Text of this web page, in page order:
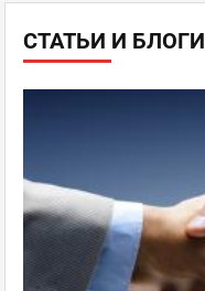
СТАТЬИ И БЛОГИ